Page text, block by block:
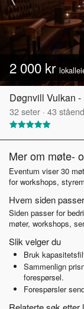
2 000 kr
Døgnvill Vulkan
32seter · 43
Mer om møte-
Eventum viser 30
for workshops,
Hvem siden
Siden passer for
møter, workshops,
Slik velger du
Bruk
Sammenlign
forespørsel.
Forespørsler